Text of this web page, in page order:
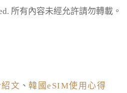
所有內容未經允許請勿轉載。
文 、 韓國eSIM使用心得